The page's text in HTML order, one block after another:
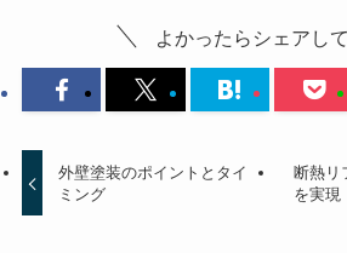
よかったらシェアして
外壁塗装のポイントとタイ
ミング
断熱リ
を実現